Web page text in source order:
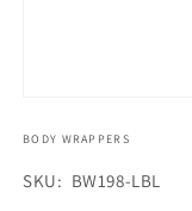
multimedia
en
una
BODY WRAPPERS
SKU:
SKU: BW198-LBL